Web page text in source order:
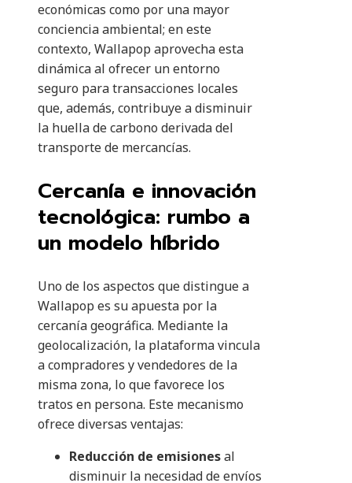
económicas como por una mayor
conciencia ambiental; en este
contexto, Wallapop aprovecha esta
dinámica al ofrecer un entorno
seguro para transacciones locales
que, además, contribuye a disminuir
la huella de carbono derivada del
transporte de mercancías.
Cercanía e innovación
tecnológica: rumbo a
un modelo híbrido
Uno de los aspectos que distingue a
Wallapop es su apuesta por la
cercanía geográfica. Mediante la
geolocalización, la plataforma vincula
a compradores y vendedores de la
misma zona, lo que favorece los
tratos en persona. Este mecanismo
ofrece diversas ventajas:
Reducción de emisionesal
disminuir la necesidad de envíos